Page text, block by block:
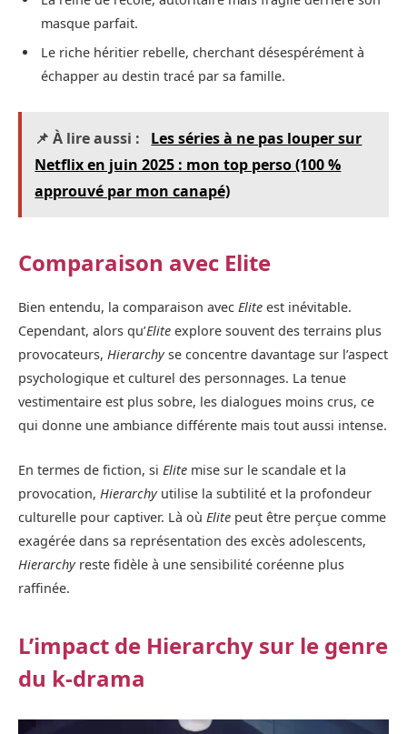
masque parfait.
Le riche héritier rebelle, cherchant désespérément à
échapper au destin tracé par sa famille.
📌 À lire aussi :
Les séries à ne pas louper sur
Netflix en juin 2025 : mon top perso (100 %
approuvé par mon canapé)
Comparaison avec Elite
Bien entendu, la comparaison avec Elite est inévitable.
Cependant, alors qu’Elite explore souvent des terrains plus
provocateurs, Hierarchyse concentre davantage sur l’aspect
psychologique et culturel des personnages. La tenue
vestimentaire est plus sobre, les dialogues moins crus, ce
qui donne une ambiance différente mais tout aussi intense.
En termes de fiction, si Elite mise sur le scandale et la
provocation, Hierarchyutilise la subtilité et la profondeur
culturelle pour captiver. Là où Elite peut être perçue comme
exagérée dans sa représentation des excès adolescents,
Hierarchyreste fidèle à une sensibilité coréenne plus
raffinée.
L’impact de Hierarchy sur le genre
du k-drama